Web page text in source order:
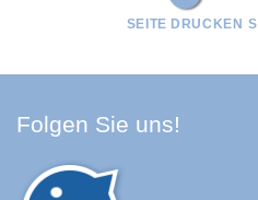
SEITE DRUCKEN
Folgen Sie uns!